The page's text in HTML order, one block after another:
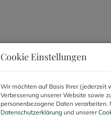
Cookie Einstellungen
Wir möchten auf Basis Ihrer (jederzeit
Verbesserung unserer Website sowie
personenbezogene Daten
Datenschutzerklärung und unserer